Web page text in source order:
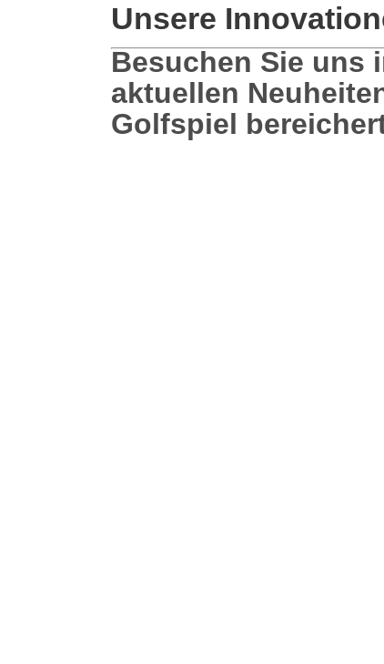
Unsere
Besuchen Sie uns
aktuellen
Golfspiel